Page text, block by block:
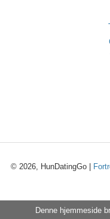
© 2026, HunDatingGo |
Denne hjemmeside